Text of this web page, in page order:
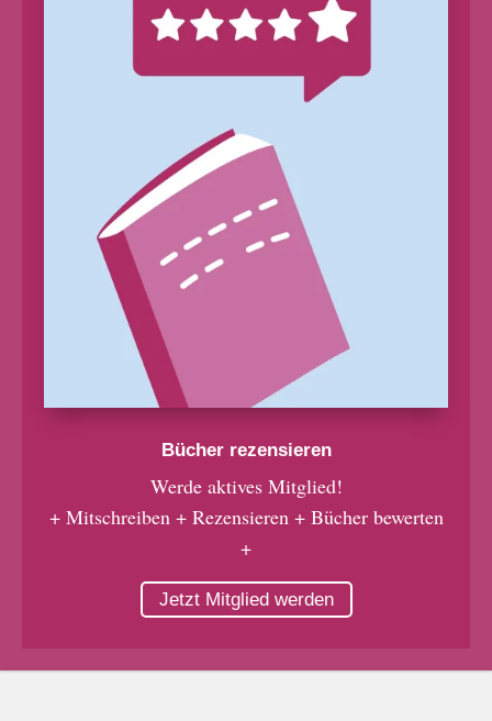
Bücher rezensieren
Werde aktives Mitglied!
+ Mitschreiben + Rezensieren + Bücher bewerten
+
Jetzt Mitglied werden